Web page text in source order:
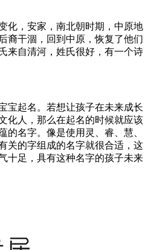
化，安家，南北朝时期，中原地
裔干涸，回到中原，恢复了他们
来自清河，姓氏很好，有一个诗
宝起名。若想让孩子在未来成长
化人，那么在起名的时候就应该
的名字。像是使用灵、睿、慧、
关的字组成的名字就很合适，这
十足，具有这种名字的孩子未来